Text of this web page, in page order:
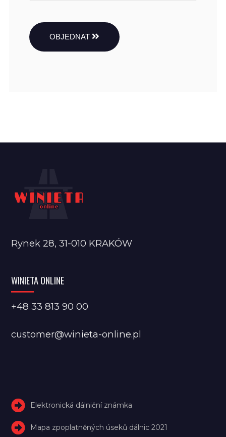
OBJEDNAT
Rynek 28, 31-010 KRAKÓW
WINIETA ONLINE
+48 33 813 90 00
customer@winieta-online.pl
Elektronická dálniční známka
Mapa zpoplatněných úseků dálnic 2021